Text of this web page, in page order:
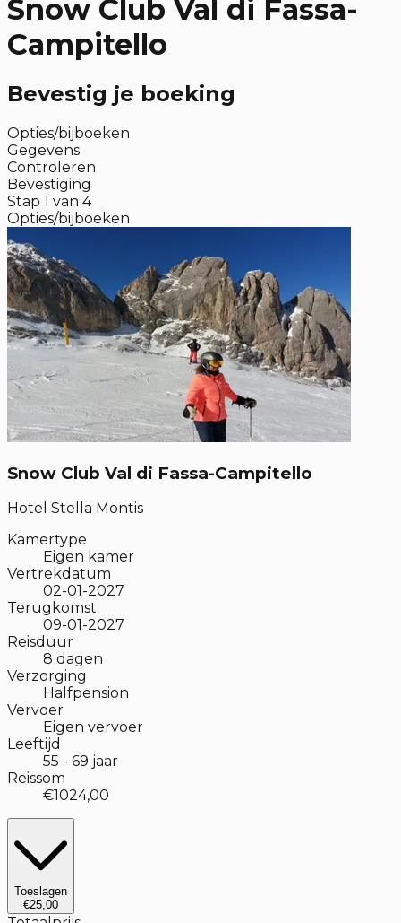
Snow Club Val di Fassa-
Campitello
Bevestig je boeking
Opties/bijboeken
Gegevens
Controleren
Bevestiging
Stap 1 van 4
Opties/bijboeken
Snow Club Val di Fassa-Campitello
Hotel Stella Montis
Kamertype
Eigen kamer
Vertrekdatum
02-01-2027
Terugkomst
09-01-2027
Reisduur
8 dagen
Verzorging
Halfpension
Vervoer
Eigen vervoer
Leeftijd
55 - 69 jaar
Reissom
€1024,00
Toeslagen
€25,00